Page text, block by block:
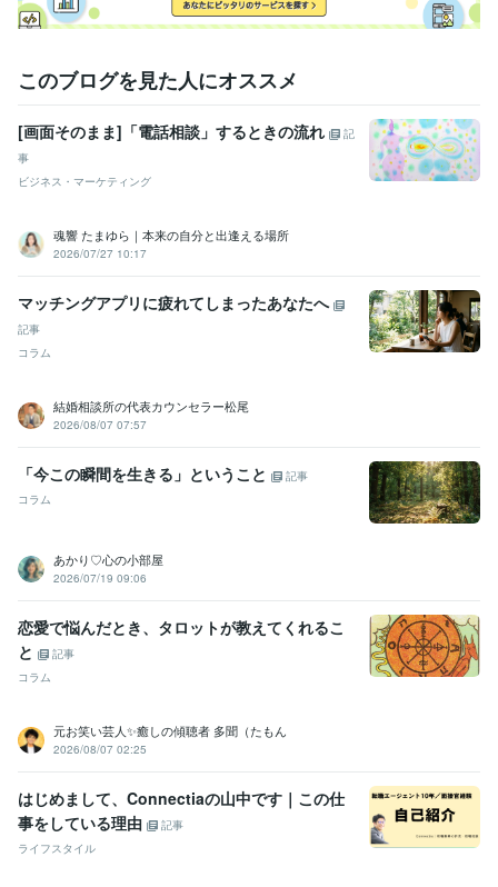
ライフスタイル・その他 / カウンセラー・コーチ 経験年数 : 5年
ココナラ出品開始、ブログ投稿 ココナラレギュラーランクUP ありが
とうございます♡ ココナラシルバーランクUP ありがとうございます
ココナラゴールドランクUP ありがとうございます♡ ココナラプ
ラチナランクUP ありがとうございます♡ たけのこさんの創業祭『秘
販売実績100件達成✨ご相談者さま、出
品者さまに感謝♡
公益財団法人関西カウンセリングセンター認定心理カウンセラー
ビジネス・クリエイティブツール
Adobe Illustrator:20年
Excel:10年
PowerPoint:3年
【肯定・傾聴】あなたはあなたのままで大丈夫:20年
【褒める・認める】あなたはあなたのままで素晴らしい:10年
【病気】鬱・双極性障害(内因性)で一生薬が必要です:20年
悩み相談・カウンセリング
悩み相談 自死 自殺
語学力
中国語
このブログを見た人にオススメ
[画面そのまま]「電話相談」するときの流れ
記
事
ビジネス・マーケティング
魂響 たまゆら｜本来の自分と出逢える場所
2026/07/27 10:17
マッチングアプリに疲れてしまったあなたへ
記事
コラム
結婚相談所の代表カウンセラー松尾
2026/08/07 07:57
「今この瞬間を生きる」ということ
記事
コラム
あかり♡心の小部屋
2026/07/19 09:06
恋愛で悩んだとき、タロットが教えてくれるこ
と
記事
コラム
元お笑い芸人✨癒しの傾聴者 多聞（たもん
2026/08/07 02:25
はじめまして、Connectiaの山中です｜この仕
事をしている理由
記事
ライフスタイル